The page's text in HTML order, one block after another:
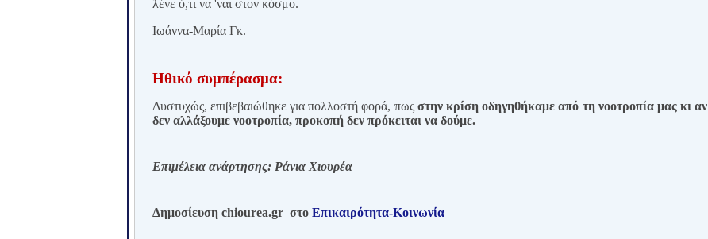
λένε ό,τι να 'ναι στον κόσμο.
Ιωάννα-Μαρία Γκ.
Ηθικό συμπέρασμα:
Δυστυχώς, επιβεβαιώθηκε για πολλοστή φορά, πως στην κρίση οδηγηθήκαμε από τη νοοτροπία μας κι αν
δεν αλλάξουμε νοοτροπία, προκοπή δεν πρόκειται να δούμε.
Επιμέλεια ανάρτησης: Ράνια Χιουρέα
Δημοσίευση chiourea.gr στο Επικαιρότητα-Κοινωνία